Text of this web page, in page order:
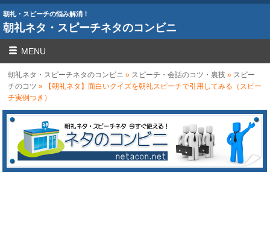
朝礼・スピーチの悩み解消！
朝礼ネタ・スピーチネタのコンビニ
MENU
朝礼ネタ・スピーチネタのコンビニ » スピーチ・会話のコツ・裏技 » スピー
チのコツ » 【朝礼ネタ】面白いクイズを朝礼スピーチで引用してみる（スピー
チ実例つき）